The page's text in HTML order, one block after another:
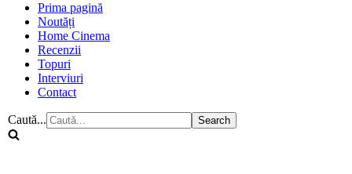
Prima pagină
Noutăți
Home Cinema
Recenzii
Topuri
Interviuri
Contact
Caută...